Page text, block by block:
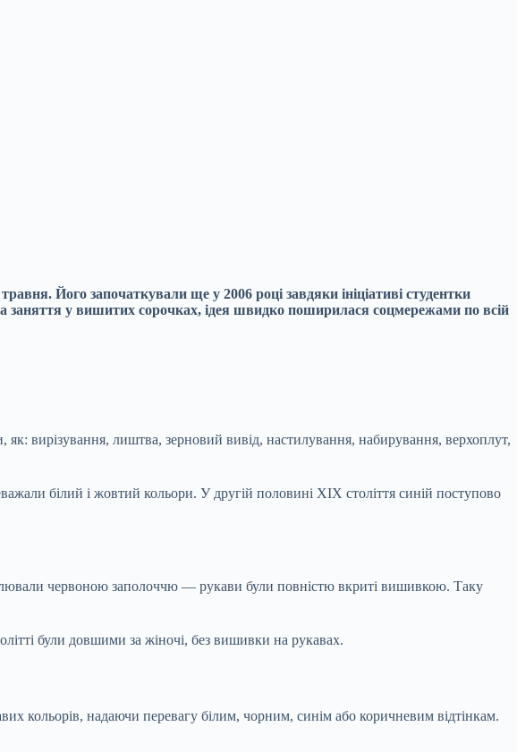
Його започаткували ще у 2006 році завдяки ініціативі студентки
заняття у вишитих сорочках, ідея швидко поширилася соцмережами по всій
як: вирізування, лиштва, зерновий вивід, настилування, набирування, верхоплут,
білий і жовтий кольори. У другій половині ХІХ століття синій поступово
червоною заполоччю — рукави були повністю вкриті вишивкою. Таку
були довшими за жіночі, без вишивки на рукавах.
кольорів, надаючи перевагу білим, чорним, синім або коричневим відтінкам.